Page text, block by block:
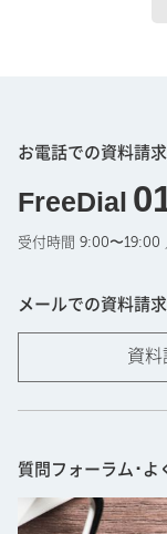
お電話での資料請
FreeDial
受付時間 9:00〜19:00
メールでの資料請
資
質問フォーラム･よ